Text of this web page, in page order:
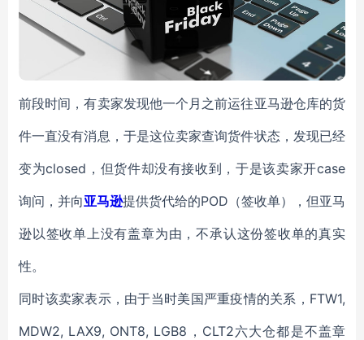
前段时间，有卖家发现他一个月之前运往亚马逊仓库的货
件一直没有消息，于是这位卖家查询货件状态，发现已经
变为closed，但货件却没有接收到，于是该卖家开case
询问，并向亚马逊提供货代给的POD（签收单），但亚马
逊以签收单上没有盖章为由，不承认这份签收单的真实
性。
同时该卖家表示，由于当时美国严重疫情的关系，FTW1,
MDW2, LAX9, ONT8, LGB8，CLT2六大仓都是不盖章